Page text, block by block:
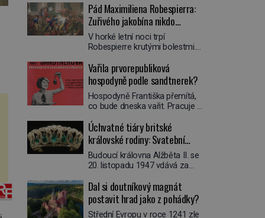
Pád Maximiliena Robespierra:
Zuřivého jakobína nikdo
nelitoval?
V horké letní noci trpí
Robespierre krutými bolestmi.
víří kolotoč myšlenek. Když se
probere z mdlob, vzpomene si
na jednu z pařížských
jasnovidek, kterou před lety
navštívil. Prorokovala mu
vysmál. „Robespierre to
dotáhne hodně daleko,“
prohlásil o něm jiný významný
francouzský revolucionář,
Honoré de Mirabeau […]
Vařila prvorepubliková
hospodyně podle sandtnerek?
Hospodyně Františka přemítá,
co bude dneska vařit. Pracuje v
mlsný jazýček. Zalistuje proto
rychle v jedné ze „sandtnerek“.
„Zaplaťpánbůh, že už
nemusíme chodit s lístky,“
povzdechne si směrem ke
ruce. Ještě v prvních letech
nové republiky fungoval kvůli
nedostatku zboží přídělový
Úchvatné tiáry britské
královské rodiny: Svatební
klenot Alžbětě II. praskl
Budoucí královna Alžběta II. se
20. listopadu 1947 vdává za
Mountbattena. Aby měla na
obřad ve Westminsteru podle
tradice „něco vypůjčeného“, její
Dal si doutníkový magnát
postavit hrad jako z pohádky?
Střední Evropu v roce 1241 zle